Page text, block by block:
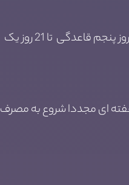
درمان آکنه های شدید با استفاده ی آنتی بیوتیکها که روش مصرف آن برای دوره های اول درمان به این صورت است، که از روز پنجم قاعدگی تا 21 روز یک
می کنید تا مدت 21 روز و بعد از وقفه ی یک هفته ای مجددا شروع به مصرف